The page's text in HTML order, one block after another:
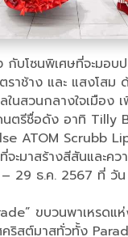
กับโซนพิเศษที่จะมอบ
ราช้าง และ แสงโสม
ในสวนกลางใจเมือง
นตรีชื่อดัง อาทิ Tilly
ATOM Scrubb
ะมาสร้างสีสันและค
29 ธ.ค. 2567 ที่ วั
ขบวนพาเหรดแ
ริสต์มาสทั่วทั้ง